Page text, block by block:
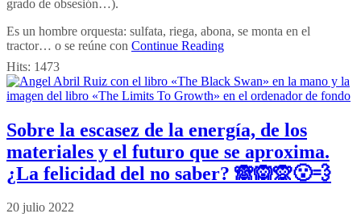
grado de obsesión…).
Es un hombre orquesta: sulfata, riega, abona, se monta en el
tractor… o se reúne con Continue Reading
Hits: 1473
Sobre la escasez de la energía, de los
materiales y el futuro que se aproxima.
¿La felicidad del no saber? 🙈🙉🙊😮‍💨
20 julio 2022